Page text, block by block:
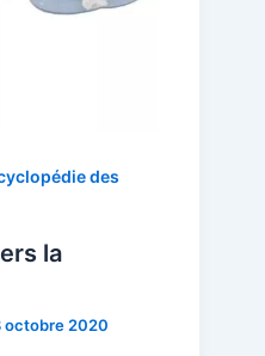
des
la
octobre 2020